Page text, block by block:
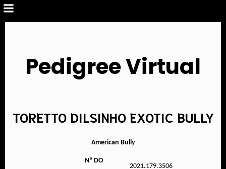
Pedigree Virtual
TORETTO DILSINHO EXOTIC BULLY
American Bully
Nº DO
2021.179.3506